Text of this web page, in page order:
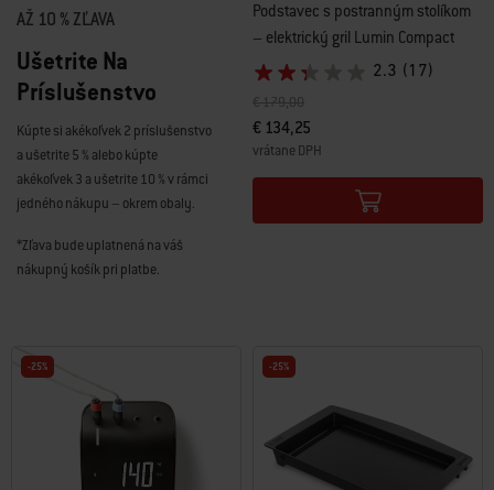
AŽ 10 % ZĽAVA
Ušetrite Na
Príslušenstvo
Kúpte si akékoľvek 2 príslušenstvo
a ušetrite 5 % alebo kúpte
akékoľvek 3 a ušetrite 10 % v rámci
jedného nákupu – okrem obaly.
*Zľava bude uplatnená na váš
nákupný košík pri platbe.
Podstavec s postranným stolíkom
– elektrický gril Lumin Compact
2.3 (17)
Cena znížená z
€ 179,00do
€ 134,25
vrátane DPH
Color Options
-25% -25%